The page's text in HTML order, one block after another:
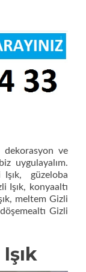
dekorasyon ve
uygulayalım.
Işık, güzeloba
Işık, konyaaltı
meltem Gizli
Gizli